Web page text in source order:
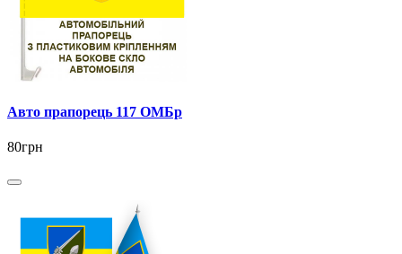
Авто прапорець 117 ОМБр
80грн